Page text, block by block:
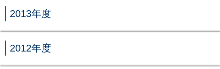
2013年度
2012年度